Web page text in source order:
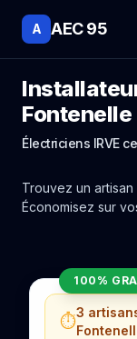
A AEC 95
Fontenelle
Électriciens IRVE
Trouvez un
Économisez sur
100%
⏱️3